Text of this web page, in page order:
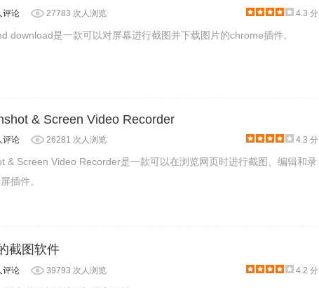
评论 27783 次人浏览 4.3 分
download是一款可以对屏幕进行截图并下载图片的chrome插件。
& Screen Video Recorder
评论 26281 次人浏览 4.3 分
& Screen Video Recorder是一款可以在浏览网页时进行截图、编辑和录
插件。
截图软件
评论 39793 次人浏览 4.2 分